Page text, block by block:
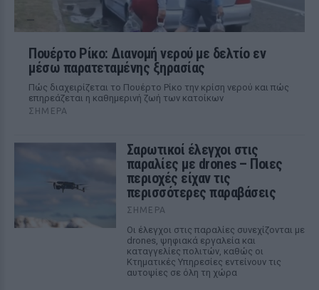
Πουέρτο Ρίκο: Διανομή νερού με δελτίο εν
μέσω παρατεταμένης ξηρασίας
Πώς διαχειρίζεται το Πουέρτο Ρίκο την κρίση νερού και πώς
επηρεάζεται η καθημερινή ζωή των κατοίκων
ΣΉΜΕΡΑ
Σαρωτικοί έλεγχοι στις
παραλίες με drones – Ποιες
περιοχές είχαν τις
περισσότερες παραβάσεις
ΣΉΜΕΡΑ
Οι έλεγχοι στις παραλίες συνεχίζονται με
drones, ψηφιακά εργαλεία και
καταγγελίες πολιτών, καθώς οι
Κτηματικές Υπηρεσίες εντείνουν τις
αυτοψίες σε όλη τη χώρα